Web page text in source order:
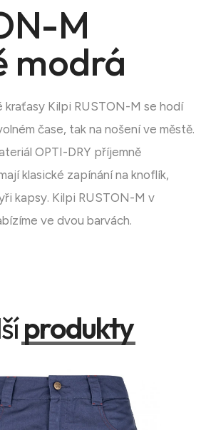
M
modrá
kraťasy Kilpi RUSTON-M se hodí
čase, tak na nošení ve městě.
OPTI-DRY příjemně
klasické zapínání na knoflík,
kapsy. Kilpi RUSTON-M v
ve dvou barvách.
produkty